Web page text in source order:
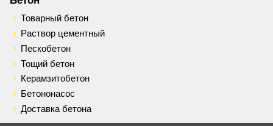
Товарный бетон
Раствор цементный
Пескобетон
Тощий бетон
Керамзитобетон
Бетононасос
Доставка бетона